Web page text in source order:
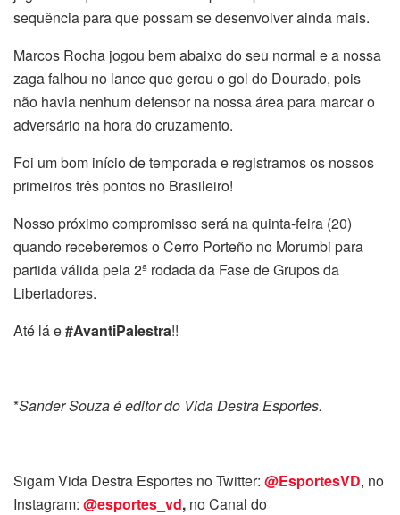
sequência para que possam se desenvolver ainda mais.
Marcos Rocha jogou bem abaixo do seu normal e a nossa
zaga falhou no lance que gerou o gol do Dourado, pois
não havia nenhum defensor na nossa área para marcar o
adversário na hora do cruzamento.
Foi um bom início de temporada e registramos os nossos
primeiros três pontos no Brasileiro!
Nosso próximo compromisso será na quinta-feira (20)
quando receberemos o Cerro Porteño no Morumbi para
partida válida pela 2ª rodada da Fase de Grupos da
Libertadores.
Até lá e#AvantiPalestra!!
*Sander Souza é editor do Vida Destra Esportes.
Sigam Vida Destra Esportes no Twitter: @EsportesVD, no
Instagram: @esportes_vd, no Canal do